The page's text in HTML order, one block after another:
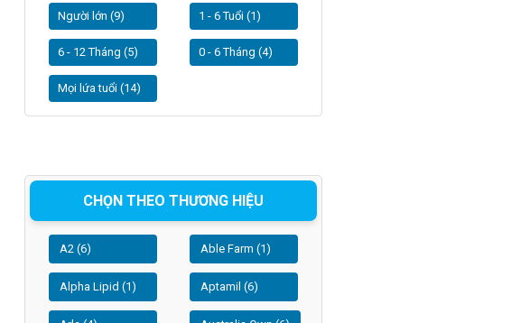
Người lớn (9) 1 - 6 Tuổi (1)
6 - 12 Tháng (5) 0 - 6 Tháng (4)
Mọi lứa tuổi (14)
CHỌN THEO THƯƠNG HIỆU
A2 (6) Able Farm (1)
Alpha Lipid (1) Aptamil (6)